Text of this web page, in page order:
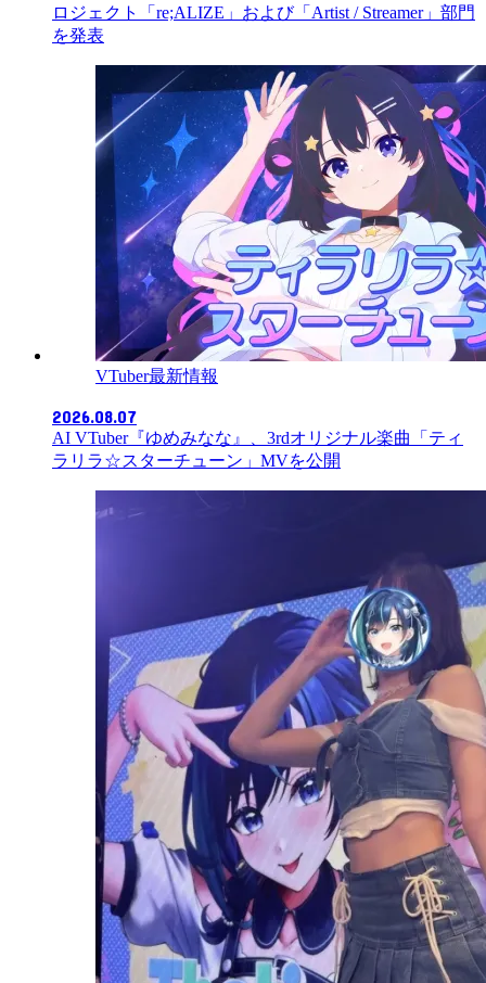
ロジェクト「re;ALIZE」および「Artist / Streamer」部門
を発表
VTuber最新情報
2026.08.07
AI VTuber『ゆめみなな』、3rdオリジナル楽曲「ティ
ラリラ☆スターチューン」MVを公開